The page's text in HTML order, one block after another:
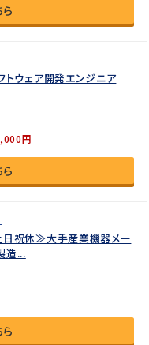
トウェア開発エンジニア
円
祝休≫大手産業機器メー
造...